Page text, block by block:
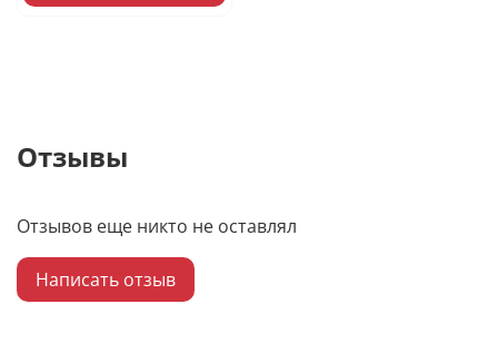
Отзывы
Отзывов еще никто не оставлял
Написать отзыв